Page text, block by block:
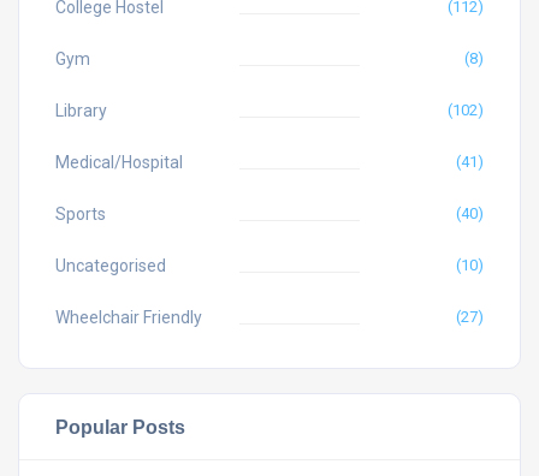
College Hostel (112)
Gym (8)
Library (102)
Medical/Hospital (41)
Sports (40)
Uncategorised (10)
Wheelchair Friendly (27)
Popular Posts